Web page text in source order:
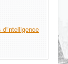
d'intelligence